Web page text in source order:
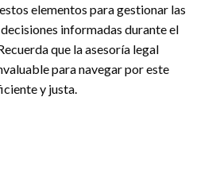
elementos para gestionar las
informadas durante el
que la asesoría legal
para navegar por este
y justa.